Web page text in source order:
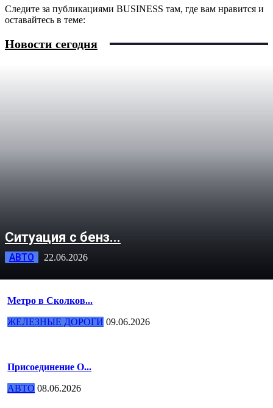
Следите за публикациями BUSINESS там, где вам нравится и
оставайтесь в теме:
Новости сегодня
Ситуация с бенз...
АВТО 22.06.2026
Метро в Сколков...
ЖЕЛЕЗНЫЕ ДОРОГИ 09.06.2026
Присоединение О...
АВТО 08.06.2026